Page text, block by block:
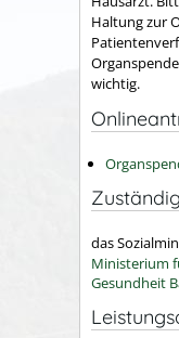
Haltung zur
wichtig.
das
Ministerium
Gesundheit